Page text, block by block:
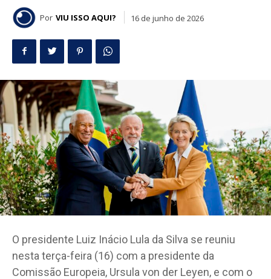
Por VIU ISSO AQUI? 16 de junho de 2026
O presidente Luiz Inácio Lula da Silva se reuniu
nesta terça-feira (16) com a presidente da
Comissão Europeia, Ursula von der Leyen, e com o